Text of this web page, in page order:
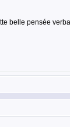
belle pensée